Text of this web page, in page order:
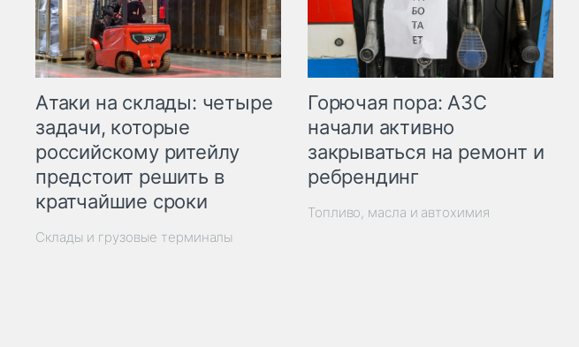
Атаки на склады: четыре
задачи, которые
российскому ритейлу
предстоит решить в
кратчайшие сроки
Склады и грузовые терминалы
Горючая пора: АЗС
начали активно
закрываться на ремонт и
ребрендинг
Топливо, масла и автохимия